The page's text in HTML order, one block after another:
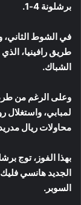
برشلونة 4-1.
في الشوط
طريق رافينيا،
الشباك.
وعلى الرغم من
لمبابي، واستغلال
محاولات ريال
بهذا الفوز، توج
السوبر.